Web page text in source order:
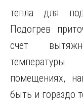
тепла для
Подогрев
счет
помещениях,
быть и гораздо